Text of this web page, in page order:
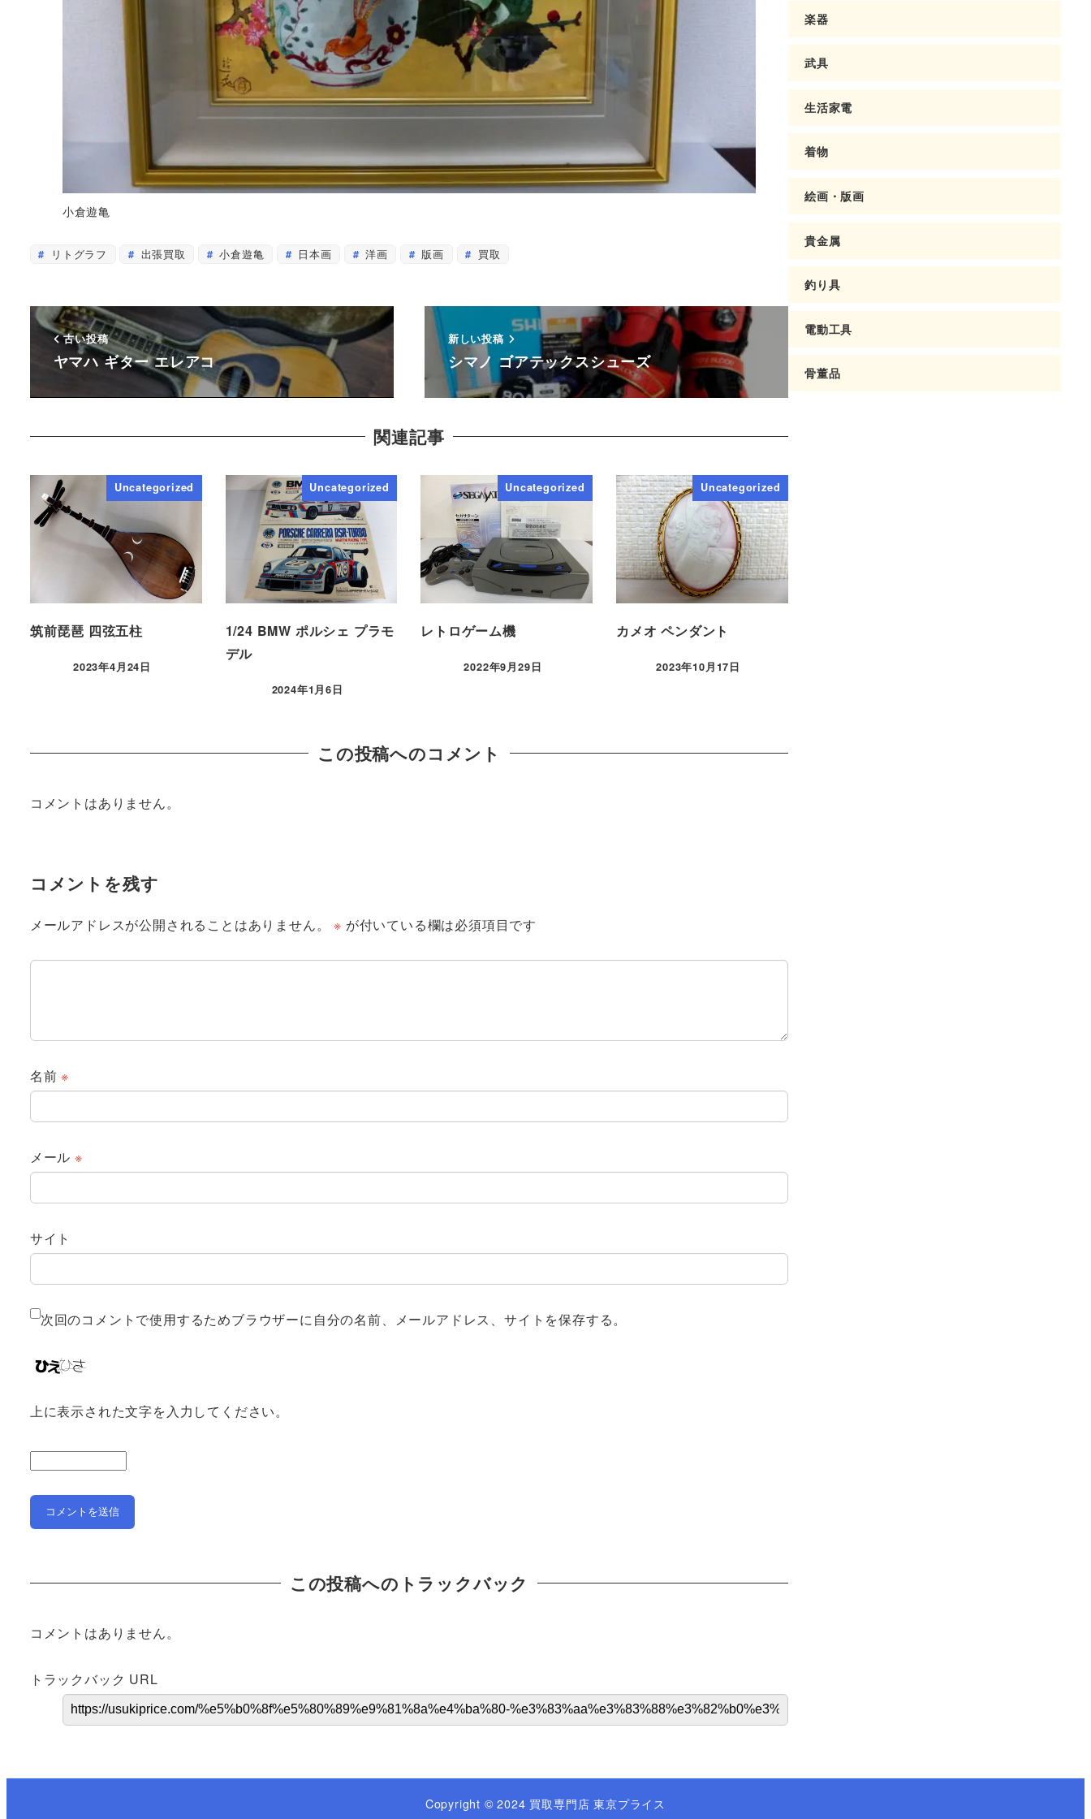
小倉遊亀
リトグラフ 出張買取 小倉遊亀 日本画 洋画 版画 買取
古い投稿
ヤマハ ギター エレアコ
新しい投稿
シマノ ゴアテックスシューズ
関連記事
Uncategorized
筑前琵琶 四弦五柱
2023年4月24日
Uncategorized
1/24 BMW ポルシェ プラモ
デル
2024年1月6日
Uncategorized
レトロゲーム機
2022年9月29日
Uncategorized
カメオ ペンダント
2023年10月17日
この投稿へのコメント
コメントはありません。
コメントを残す
メールアドレスが公開されることはありません。 ※ が付いている欄は必須項目です
名前※
メール ※
サイト
次回のコメントで使用するためブラウザーに自分の名前、メールアドレス、サイトを保存する。
上に表示された文字を入力してください。
この投稿へのトラックバック
コメントはありません。
トラックバック URL
楽器
武具
生活家電
着物
絵画・版画
貴金属
釣り具
電動工具
骨董品
Copyright © 2024 買取専門店 東京プライス